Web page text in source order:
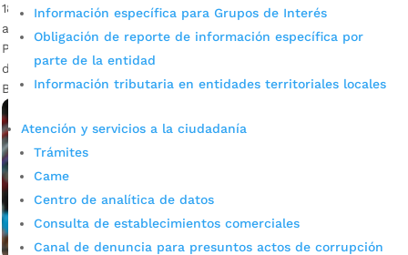
Información específica para Grupos de Interés
Obligación de reporte de información específica por
parte de la entidad
Información tributaria en entidades territoriales locales
Atención y servicios a la ciudadanía
Trámites
Came
Centro de analítica de datos
Consulta de establecimientos comerciales
Canal de denuncia para presuntos actos de corrupción
18 años, que vivan en los sectores priorizados. Descargar
audios: Olga Suárez – Participante de la estrategia / Diana
Pinzón – Trabajadora social del programa PIIA El pasado 6
de octubre la Secretaría de Desarrollo Social de
Bucaramanga dio inicio a la estrategia ‘Mi casa, un […]